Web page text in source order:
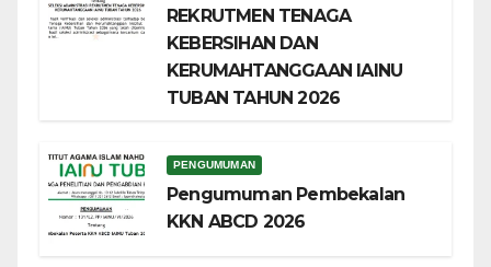
REKRUTMEN TENAGA
KEBERSIHAN DAN
KERUMAHTANGGAAN IAINU
TUBAN TAHUN 2026
PENGUMUMAN
Pengumuman Pembekalan
KKN ABCD 2026